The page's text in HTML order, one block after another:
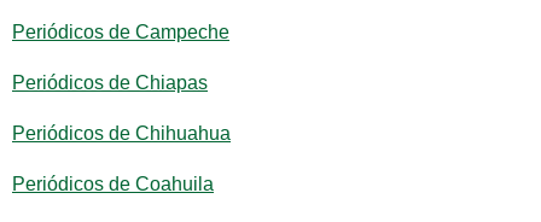
Periódicos de Campeche
Periódicos de Chiapas
Periódicos de Chihuahua
Periódicos de Coahuila